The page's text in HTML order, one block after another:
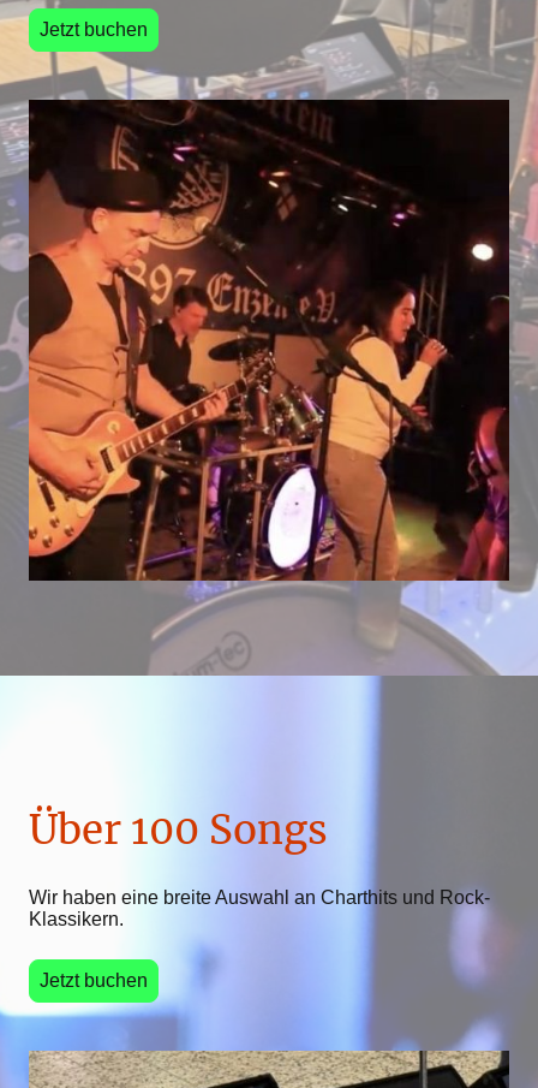
Jetzt buchen
Über 100 Songs
Wir haben eine breite Auswahl an Charthits und Rock-
Klassikern.
Jetzt buchen